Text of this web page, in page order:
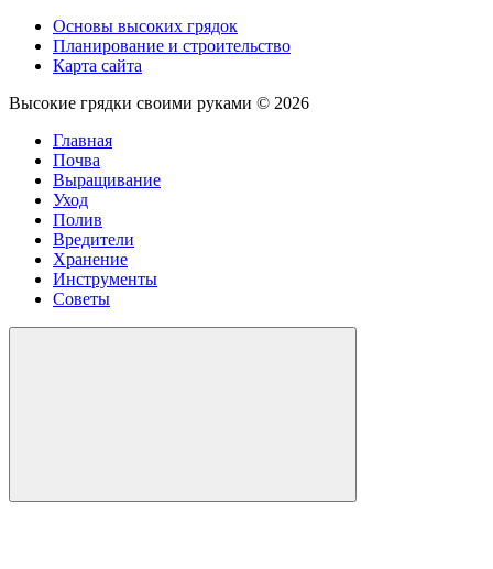
Основы высоких грядок
Планирование и строительство
Карта сайта
Высокие грядки своими руками © 2026
Главная
Почва
Выращивание
Уход
Полив
Вредители
Хранение
Инструменты
Советы